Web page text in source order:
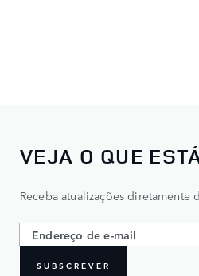
VEJA O QUE
Receba atualizações diretamente
SUBSCREVER